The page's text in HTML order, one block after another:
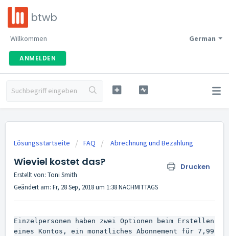
btwb
German
Willkommen
ANMELDEN
Lösungsstartseite FAQ Abrechnung und Bezahlung
Wieviel kostet das? Drucken
Erstellt von: Toni Smith
Geändert am: Fr, 28 Sep, 2018 um 1:38 NACHMITTAGS
Einzelpersonen haben zwei Optionen beim Erstellen
eines Kontos, ein monatliches Abonnement für 7,99